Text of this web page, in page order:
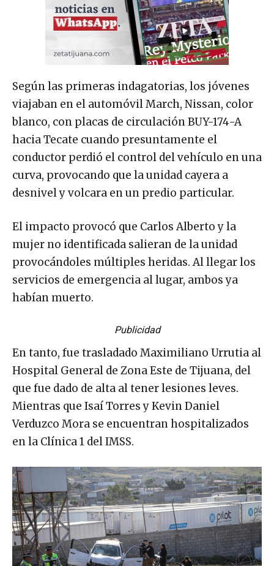
Según las primeras indagatorias, los jóvenes
viajaban en el automóvil March, Nissan, color
blanco, con placas de circulación BUY-174-A
hacia Tecate cuando presuntamente el
conductor perdió el control del vehículo en una
curva, provocando que la unidad cayera a
desnivel y volcara en un predio particular.
El impacto provocó que Carlos Alberto y la
mujer no identificada salieran de la unidad
provocándoles múltiples heridas. Al llegar los
servicios de emergencia al lugar, ambos ya
habían muerto.
Publicidad
En tanto, fue trasladado Maximiliano Urrutia al
Hospital General de Zona Este de Tijuana, del
que fue dado de alta al tener lesiones leves.
Mientras que Isaí Torres y Kevin Daniel
Verduzco Mora se encuentran hospitalizados
en la Clínica 1 del IMSS.